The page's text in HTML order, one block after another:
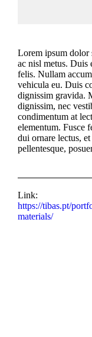
Lorem ipsum dolor
ac nisl metus. Duis
felis. Nullam
vehicula eu. Duis
dignissim gravida.
dignissim, nec
condimentum at
elementum. Fusce
dui ornare lectus,
pellentesque,
Link:
https://tibas.pt/
materials/